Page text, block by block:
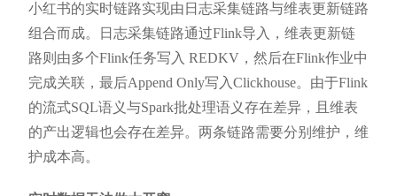
小红书的实时链路实现由日志采集链路与维表更新链路
组合而成。日志采集链路通过Flink导入，维表更新链
路则由多个Flink任务写入 REDKV，然后在Flink作业中
完成关联，最后Append Only写入Clickhouse。由于Flink
的流式SQL语义与Spark批处理语义存在差异，且维表
的产出逻辑也会存在差异。两条链路需要分别维护，维
护成本高。